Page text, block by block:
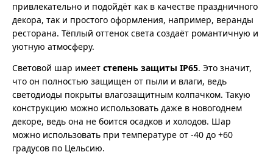
привлекательно и подойдёт как в качестве праздничного
декора, так и простого оформления, например, веранды
ресторана. Тёплый оттенок света создаёт романтичную и
уютную атмосферу.
Световой шар имеет степень защиты IP65. Это значит,
что он полностью защищен от пыли и влаги, ведь
светодиоды покрыты влагозащитным колпачком. Такую
конструкцию можно использовать даже в новогоднем
декоре, ведь она не боится осадков и холодов. Шар
можно использовать при температуре от -40 до +60
градусов по Цельсию.